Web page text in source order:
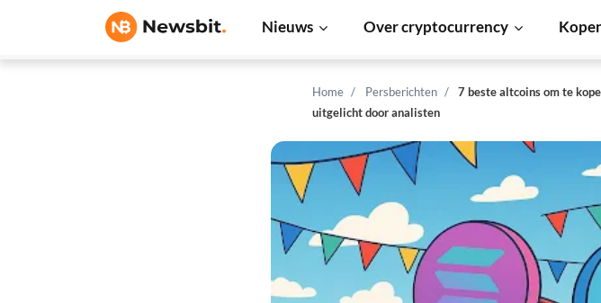
Nieuws Over cryptocurrency
Home Persberichten
7 beste altcoins om te
uitgelicht door analisten